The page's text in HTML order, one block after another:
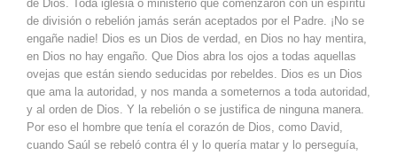
de Dios. Toda iglesia o ministerio que comenzaron con un espíritu
de división o rebelión jamás serán aceptados por el Padre. ¡No se
engañe nadie! Dios es un Dios de verdad, en Dios no hay mentira,
en Dios no hay engaño. Que Dios abra los ojos a todas aquellas
ovejas que están siendo seducidas por rebeldes. Dios es un Dios
que ama la autoridad, y nos manda a someternos a toda autoridad,
y al orden de Dios. Y la rebelión o se justifica de ninguna manera.
Por eso el hombre que tenía el corazón de Dios, como David,
cuando Saúl se rebeló contra él y lo quería matar y lo perseguía,